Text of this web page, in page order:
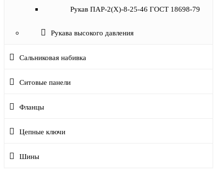
Рукав ПАР-2(Х)-8-25-46 ГОСТ 18698-79
Рукава высокого давления
Сальниковая набивка
Ситовые панели
Фланцы
Цепные ключи
Шины